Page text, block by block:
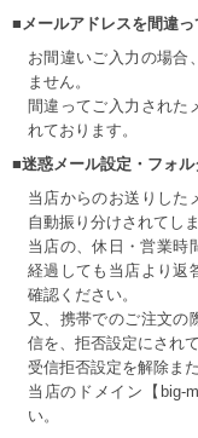
■メールアドレスを間違っ
お間違いご入力の場合
ません。
間違ってご入力された
れております。
■迷惑メール設定・フォル
当店からのお送りした
自動振り分けされてし
当店の、休日・営業時
経過しても当店より返
確認ください。
又、携帯でのご注文の
信を、拒否設定にされ
受信拒否設定を解除ま
当店のドメイン【big-
い。